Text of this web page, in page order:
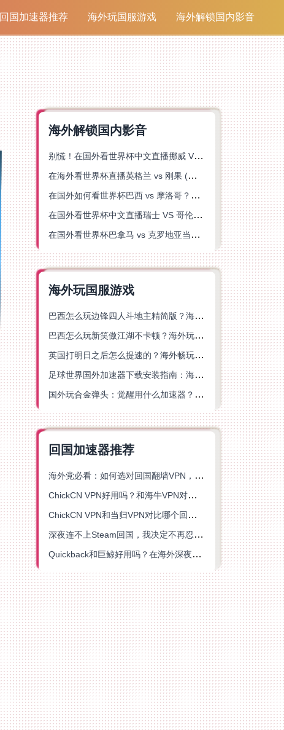
回国加速器推荐 海外玩国服游戏 海外解锁国内影音
海外解锁国内影音
别慌！在国外看世界杯中文直播挪威 VS 英格兰仅限中国大陆？这篇指南帮你搞定
在海外看世界杯直播英格兰 vs 刚果 (金)当前地区不可播放？这篇指南帮你突破所有限制
在国外如何看世界杯巴西 vs 摩洛哥？海外党专属体育观赛指南来了
在国外看世界杯中文直播瑞士 VS 哥伦比亚当前地区不可播放？这篇指南帮你搞定
在国外看世界杯巴拿马 vs 克罗地亚当前地区不可播放？这篇指南帮你轻松解决海外体育直播难题
海外玩国服游戏
巴西怎么玩边锋四人斗地主精简版？海外游戏党的加速器终极选择
巴西怎么玩新笑傲江湖不卡顿？海外玩家国服游戏加速终极指南（附猫和老鼠一梦江湖实测）
英国打明日之后怎么提速的？海外畅玩国服游戏终极指南
足球世界国外加速器下载安装指南：海外党畅玩国服游戏的终极解决方案
国外玩合金弹头：觉醒用什么加速器？一份写给海外游子的畅玩指南
回国加速器推荐
海外党必看：如何选对回国翻墙VPN，无缝解锁国内资源？
ChickCN VPN好用吗？和海牛VPN对比哪个回国效果更好？
ChickCN VPN和当归VPN对比哪个回国效果更好？海外党亲测后选了它
深夜连不上Steam回国，我决定不再忍受这数字鸿沟
Quickback和巨鲸好用吗？在海外深夜想刷B站、追爱奇艺的你，或许正需要这份答案